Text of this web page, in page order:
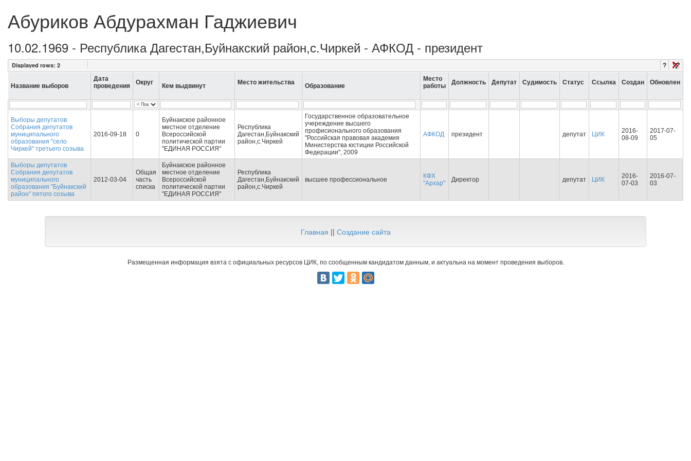
Абуриков Абдурахман Гаджиевич
10.02.1969 - Республика Дагестан,Буйнакский район,с.Чиркей - АФКОД - президент
Displayed rows: 2 ?
Название выборов
Дата
проведения
Округ Кем выдвинут Место жительства Образование
Место
работы
Должность Депутат Судимость Статус Ссылка Создан Обновлен
Выборы депутатов
Собрания депутатов
муниципального
образования "село
Чиркей" третьего созыва
2016-09-18 0
Буйнакское районное
местное отделение
Всероссийской
политической партии
"ЕДИНАЯ РОССИЯ"
Республика
Дагестан,Буйнакский
район,с.Чиркей
Государственное образовательное
учереждение высшего
профисионального образования
"Российская правовая академия
Министерства юстиции Российской
Федерации", 2009
АФКОД президент депутат ЦИК
2016-
08-09
2017-07-
05
Выборы депутатов
Собрания депутатов
муниципального
образования "Буйнакский
район" пятого созыва
2012-03-04
Общая
часть
списка
Буйнакское районное
местное отделение
Всероссийской
политической партии
"ЕДИНАЯ РОССИЯ"
Республика
Дагестан,Буйнакский
район,с.Чиркей
высшее профессиональное
КФХ
"Архар"
Директор депутат ЦИК
2016-
07-03
2016-07-
03
Главная || Создание сайта
Размещенная информация взята с официальных ресурсов ЦИК, по сообщенным кандидатом данным, и актуальна на момент проведения выборов.